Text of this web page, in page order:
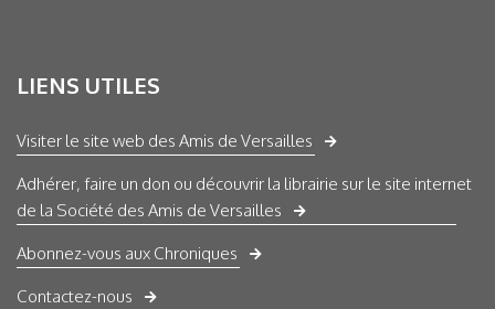
LIENS UTILES
Visiter le site web des Amis de Versailles
Adhérer, faire un don ou découvrir la librairie sur le site internet
de la Société des Amis de Versailles
Abonnez-vous aux Chroniques
Contactez-nous